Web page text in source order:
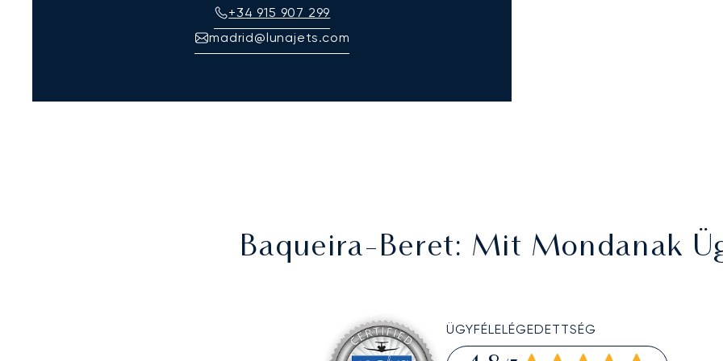
+34 915 907 299
madrid@lunajets.com
Baqueira-Beret: Mit Mondanak
ÜGYFÉLELÉGEDETTSÉG